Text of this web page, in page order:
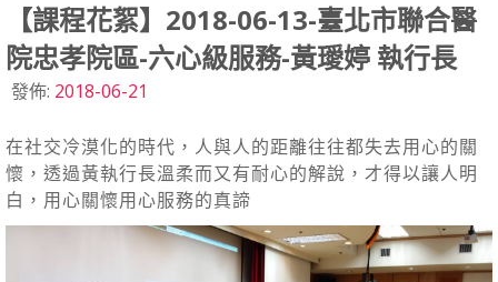
【課程花絮】2018-06-13-臺北市聯合醫
院忠孝院區-六心級服務-黃璦婷 執行長
發佈: 2018-06-21
在社交冷漠化的時代，人與人的距離往往都失去用心的關
懷，透過黃執行長溫柔而又有耐心的解說，才得以讓人明
白，用心關懷用心服務的真諦